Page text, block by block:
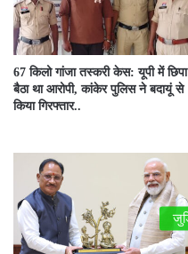
67 किलो गांजा तस्करी केस: यूपी में छिपा
बैठा था आरोपी, कांकेर पुलिस ने बदायूं से
किया गिरफ्तार..